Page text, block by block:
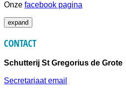
Onze facebook pagina
expand
CONTACT
Schutterij St Gregorius de Grote
Secretariaat email